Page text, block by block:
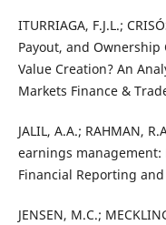
ITURRIAGA, F.J.L.;
Payout, and
Value Creation? An
Markets Finance &
JALIL, A.A.; RAHMAN,
earnings management:
Financial Reporting
JENSEN, M.C.;